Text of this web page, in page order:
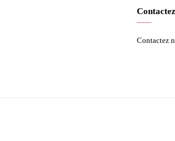
Contactez